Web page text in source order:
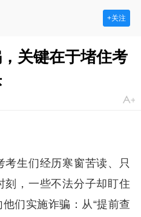
+关注
关键在于堵住考
考生们经历寒窗苦读、只
刻，一些不法分子却盯住
们实施诈骗：从“提前查